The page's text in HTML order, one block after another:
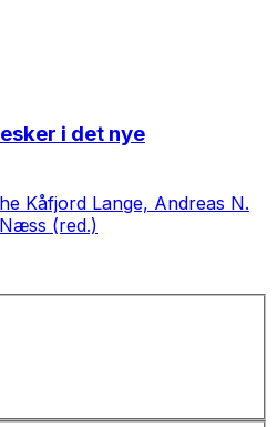
i det nye
Kåfjord Lange, Andreas N.
(red.)